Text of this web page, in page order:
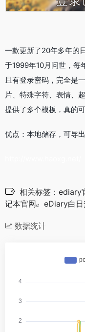
一款更新了20年多年的
于1999年10月问世，每
且有登录密码，完全是
片、特殊字符、表情、
提供了多个模板，真的
优点：本地储存，可导
相关标签： ediary
记本官网
eDiary白日
数据统计